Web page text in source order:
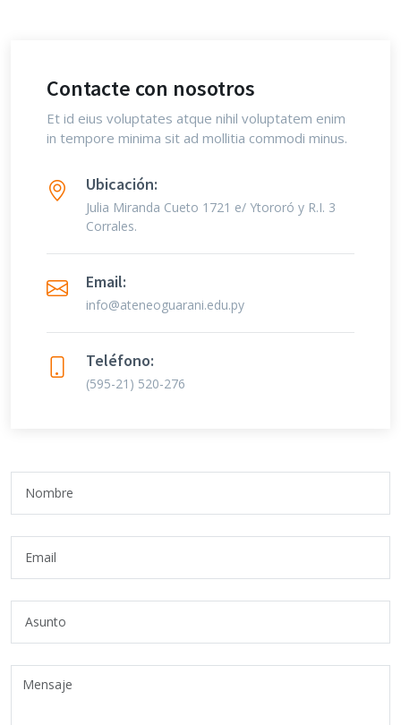
Contacte con nosotros
Et id eius voluptates atque nihil voluptatem enim
in tempore minima sit ad mollitia commodi minus.
Ubicación:
Julia Miranda Cueto 1721 e/ Ytororó y R.I. 3
Corrales.
Email:
info@ateneoguarani.edu.py
Teléfono:
(595-21) 520-276